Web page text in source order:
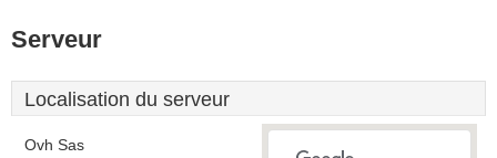
Serveur
Localisation du serveur
Ovh Sas